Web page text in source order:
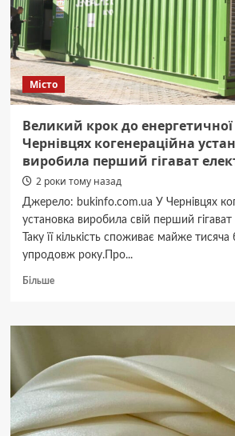
Микола
Дутчак
Місто
Великий крок до
Чернівцях когенераційна
виробила перший гігават
2 роки тому назад
Джерело: bukinfo.com.ua У Чернівцях
установка виробила свій перший гігават
Таку її кількість споживає майже тисяча
упродовж року.Про...
БільшеДокладніше
крок
енергетичної
безпеки.
У
Чернівцях
когенераційна
установка